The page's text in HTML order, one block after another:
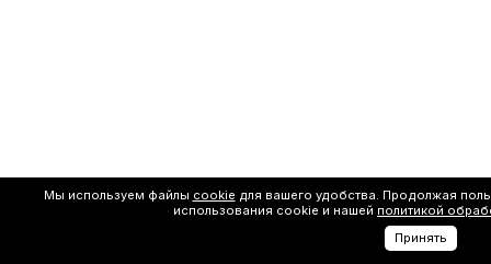
Мы используем файлы cookie для вашего удобства. Продолжая
использования cookie и нашей политикой
Принять